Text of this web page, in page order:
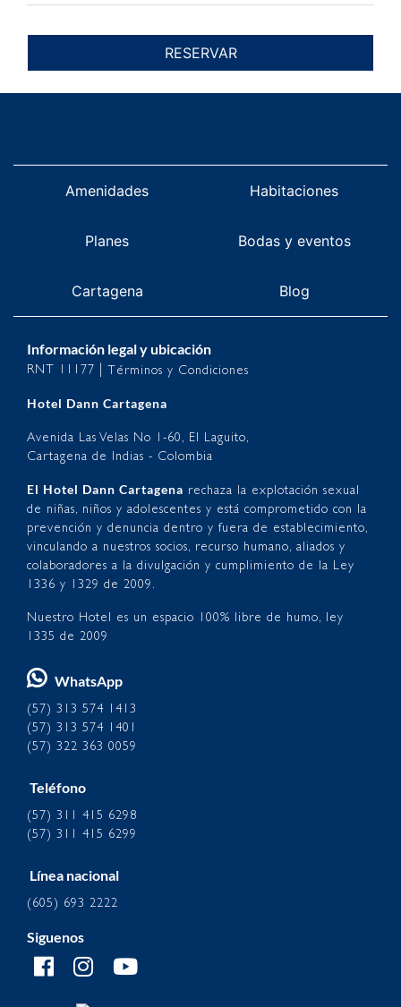
RESERVAR
Amenidades Habitaciones
Planes Bodas y eventos
Cartagena Blog
Información legal y ubicación
RNT 11177 | Términos y Condiciones
Hotel Dann Cartagena
Avenida Las Velas No 1-60, El Laguito,
Cartagena de Indias - Colombia
El Hotel Dann Cartagena rechaza la explotación sexual
de niñas, niños y adolescentes y está comprometido con la
prevención y denuncia dentro y fuera de establecimiento,
vinculando a nuestros socios, recurso humano, aliados y
colaboradores a la divulgación y cumplimiento de la Ley
1336 y 1329 de 2009.
Nuestro Hotel es un espacio 100% libre de humo, ley
1335 de 2009
WhatsApp
(57) 313 574 1413
(57) 313 574 1401
(57) 322 363 0059
Teléfono
(57) 311 415 6298
(57) 311 415 6299
Línea nacional
(605) 693 2222
Siguenos